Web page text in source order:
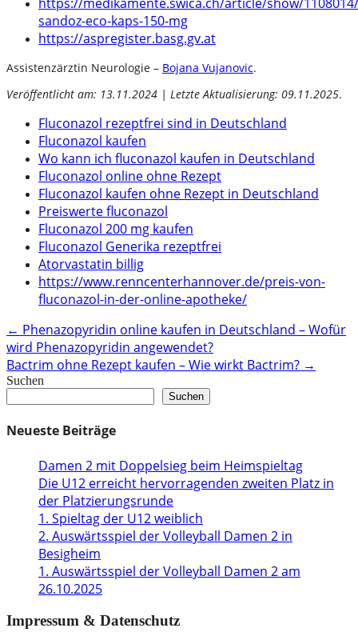
sandoz-eco-kaps-150-mg
https://aspregister.basg.gv.at
Assistenzärztin Neurologie – Bojana Vujanovic.
Veröffentlicht am: 13.11.2024 | Letzte Aktualisierung: 09.11.2025.
Fluconazol rezeptfrei sind in Deutschland
Fluconazol kaufen
Wo kann ich fluconazol kaufen in Deutschland
Fluconazol online ohne Rezept
Fluconazol kaufen ohne Rezept in Deutschland
Preiswerte fluconazol
Fluconazol 200 mg kaufen
Fluconazol Generika rezeptfrei
Atorvastatin billig
https://www.renncenterhannover.de/preis-von-
fluconazol-in-der-online-apotheke/
Post
navigation
← Phenazopyridin online kaufen in Deutschland – Wofür
wird Phenazopyridin angewendet?
Bactrim ohne Rezept kaufen – Wie wirkt Bactrim? →
Suchen
Suchen
Neueste Beiträge
Damen 2 mit Doppelsieg beim Heimspieltag
Die U12 erreicht hervorragenden zweiten Platz in
der Platzierungsrunde
1. Spieltag der U12 weiblich
2. Auswärtsspiel der Volleyball Damen 2 in
Besigheim
1. Auswärtsspiel der Volleyball Damen 2 am
26.10.2025
Impressum & Datenschutz